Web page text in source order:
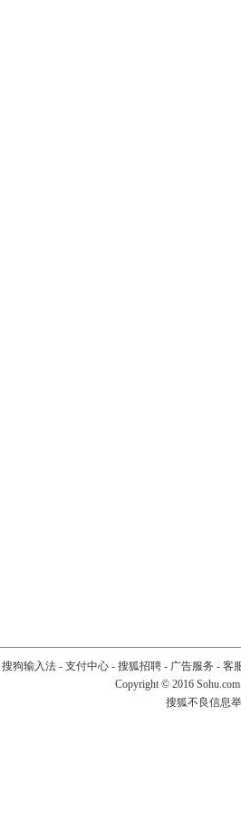
搜狗输入法- 支付中心- 搜狐招聘- 广告服务 - 客
Copyright © 2016
搜狐不良信息